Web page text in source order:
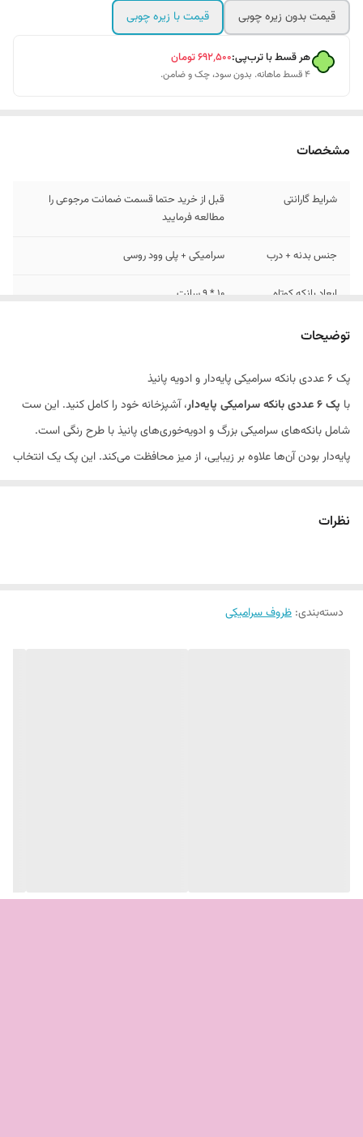
قیمت بدون زیره چوبی
قیمت با زیره چوبی
هر قسط با ترب‌پی:۶۹۲٬۵۰۰تومان
۴ قسط ماهانه. بدون سود، چک و ضامن.
مشخصات
شرایط گارانتی
قبل از خرید حتما قسمت ضمانت مرجوعی را
مطالعه فرمایید
جنس بدنه + درب سرامیکی + پلی وود روسی
ابعاد بانکه کوتاه 10 * 9 سانت
ابعاد بانکه بلند
تکست بانکه قهوه - شکر - چای - زردچوبه - فلفل سیاه - نمک
زیره چوبی طبق درخواست در سفارش ارسال میشود
قابل شستشو ماشین ظرفشویی + دست
توضیحات
پک 6 عددی بانکه سرامیکی پایه‌دار و ادویه پانیذ
با پک 6 عددی بانکه سرامیکی پایه‌دار
، آشپزخانه خود را کامل کنید. این ست
شامل بانکه‌های سرامیکی بزرگ و ادویه‌خوری‌های پانیذ با طرح رنگی است.
پایه‌دار بودن آن‌ها علاوه بر زیبایی، از میز محافظت می‌کند. این پک یک انتخاب
نظرات
دسته‌بندی: ظروف سرامیکی